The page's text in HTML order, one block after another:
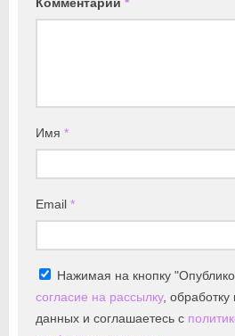
Имя *
Email *
Нажимая на кнопку
согласие на рассылку,
данных и соглашаетесь с